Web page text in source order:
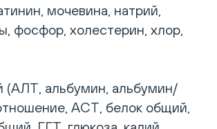
мочевина, натрий,
фосфор, холестерин, хлор,
(АЛТ, альбумин, альбумин/
АСТ, белок общий,